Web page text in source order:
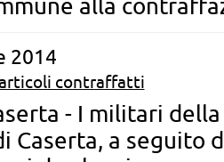
alla
2014
contraffatti
- ​I militari
Caserta, a